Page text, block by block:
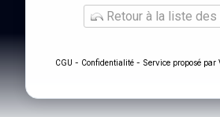
Retour à la liste
CGU - Confidentialité - Service proposé par